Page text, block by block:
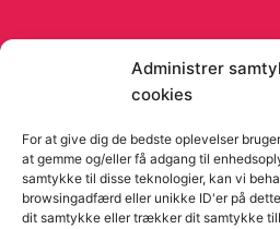
Administrer
cookies
For at give dig de bedste oplevelser
at gemme og/eller få adgang til
samtykke til disse teknologier, kan vi
browsingadfærd eller unikke ID'er på
dit samtykke eller trækker dit samtykke